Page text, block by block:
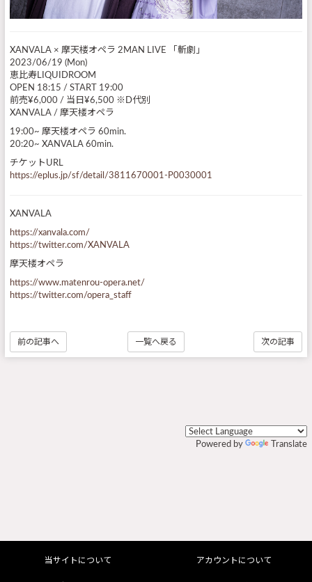
XANVALA × 摩天楼オペラ 2MAN LIVE 「斬劇」
2023/06/19 (Mon)
恵比寿LIQUIDROOM
OPEN 18:15 / START 19:00
前売¥6,000 / 当日¥6,500 ※D代別
XANVALA / 摩天楼オペラ
19:00~ 摩天楼オペラ 60min.
20:20~ XANVALA 60min.
チケットURL
https://eplus.jp/sf/detail/3811670001-P0030001
XANVALA
https://xanvala.com/
https://twitter.com/XANVALA
摩天楼オペラ
https://www.matenrou-opera.net/
https://twitter.com/opera_staff
次の記事
一覧へ戻る
前の記事へ
Powered by Translate
当サイトについて アカウントについて